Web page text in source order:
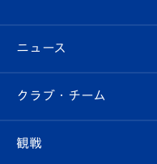
ニュース
すべて
クラブ・チーム
観戦